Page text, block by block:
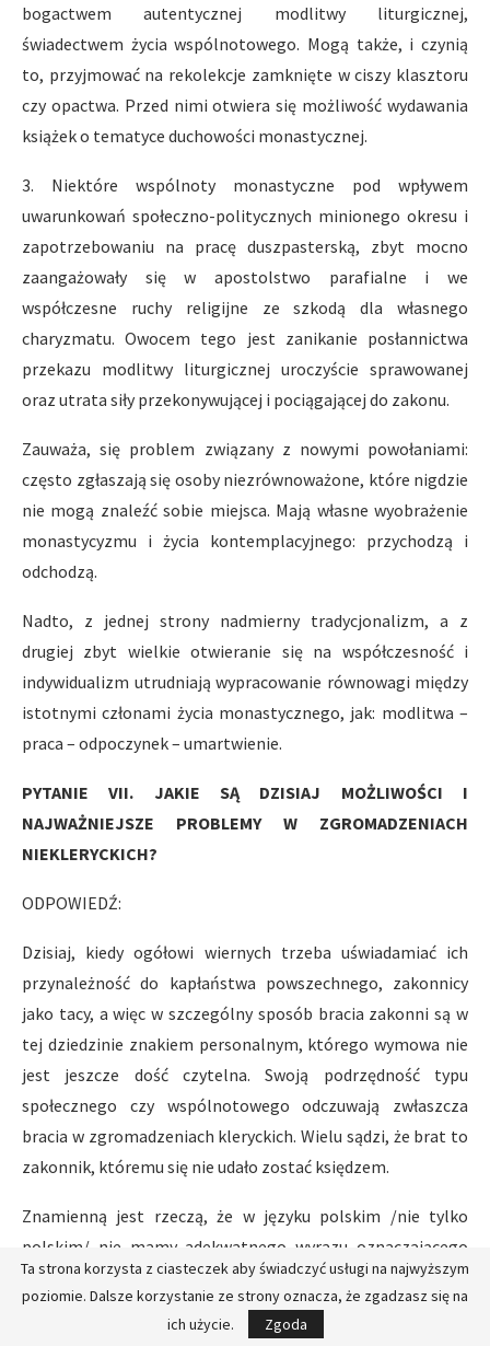
bogactwem autentycznej modlitwy liturgicznej,
świadectwem życia wspólnotowego. Mogą także, i czynią
to, przyjmować na rekolekcje zamknięte w ciszy klasztoru
czy opactwa. Przed nimi otwiera się możliwość wydawania
książek o tematyce duchowości monastycznej.
3. Niektóre wspólnoty monastyczne pod wpływem
uwarunkowań społeczno-politycznych minionego okresu i
zapotrzebowaniu na pracę duszpasterską, zbyt mocno
zaangażowały się w apostolstwo parafialne i we
współczesne ruchy religijne ze szkodą dla własnego
charyzmatu. Owocem tego jest zanikanie posłannictwa
przekazu modlitwy liturgicznej uroczyście sprawowanej
oraz utrata siły przekonywującej i pociągającej do zakonu.
Zauważa, się problem związany z nowymi powołaniami:
często zgłaszają się osoby niezrównoważone, które nigdzie
nie mogą znaleźć sobie miejsca. Mają własne wyobrażenie
monastycyzmu i życia kontemplacyjnego: przychodzą i
odchodzą.
Nadto, z jednej strony nadmierny tradycjonalizm, a z
drugiej zbyt wielkie otwieranie się na współczesność i
indywidualizm utrudniają wypracowanie równowagi między
istotnymi członami życia monastycznego, jak: modlitwa –
praca – odpoczynek – umartwienie.
PYTANIE VII. JAKIE SĄ DZISIAJ MOŻLIWOŚCI I
NAJWAŻNIEJSZE PROBLEMY W ZGROMADZENIACH
NIEKLERYCKICH?
ODPOWIEDŹ:
Dzisiaj, kiedy ogółowi wiernych trzeba uświadamiać ich
przynależność do kapłaństwa powszechnego, zakonnicy
jako tacy, a więc w szczególny sposób bracia zakonni są w
tej dziedzinie znakiem personalnym, którego wymowa nie
jest jeszcze dość czytelna. Swoją podrzędność typu
społecznego czy wspólnotowego odczuwają zwłaszcza
bracia w zgromadzeniach kleryckich. Wielu sądzi, że brat to
zakonnik, któremu się nie udało zostać księdzem.
Znamienną jest rzeczą, że w języku polskim /nie tylko
polskim/ nie mamy adekwatnego wyrazu oznaczającego
zakonnika bez święceń kapłańskich. Soborowe „vita
religiosa laicalis” /DZ 10/ przetłumaczono: „życie zakonne
niekleryckie”. Faktem jest, że na przestrzeni wieków
Ta strona korzysta z ciasteczek aby świadczyć usługi na najwyższym
poziomie. Dalsze korzystanie ze strony oznacza, że zgadzasz się na
ich użycie.
Zgoda